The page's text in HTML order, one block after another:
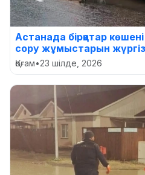
Астанада бірқатар
сору жұмыстарын
Қоғам•23 шілде, 2026